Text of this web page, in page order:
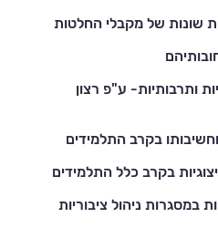
שונות של מקבלי החלטות
ותרבותיות- ע"פ רצון
בקרב התלמידים
בקרב כלל התלמידים
במסגרות ניהול ציבוריות